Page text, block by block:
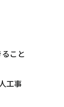
こと
工事